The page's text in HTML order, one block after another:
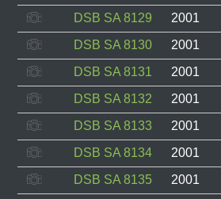
DSB SA 8129
2001
DSB SA 8130
2001
DSB SA 8131
2001
DSB SA 8132
2001
DSB SA 8133
2001
DSB SA 8134
2001
DSB SA 8135
2001